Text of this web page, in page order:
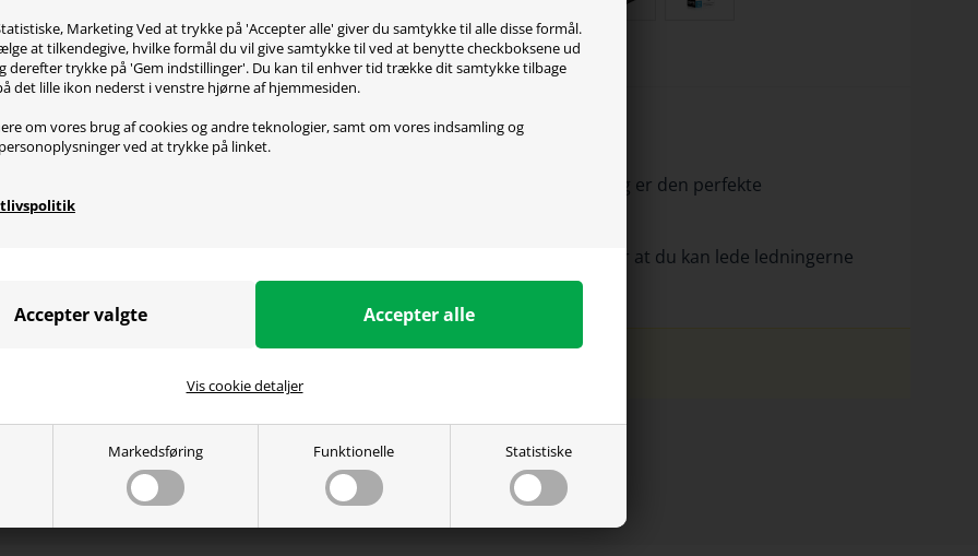
Marketing Ved at trykke på 'Accepter alle' giver du samtykke til alle disse formål.
at tilkendegive, hvilke formål du vil give samtykke til ved at benytte checkboksene ud
derefter trykke på 'Gem indstillinger'. Du kan til enhver tid trække dit samtykke tilbage
det lille ikon nederst i venstre hjørne af hjemmesiden.
om vores brug af cookies og andre teknologier, samt om vores indsamling og
ved at trykke på linket.
Markedsføring Funktionelle Statistiske
Vis cookie detaljer
PRO er lige så elegant, som den ser ud. Den har et utroligt stilrent udtryk og er den perfekte
til dit headset, uanset mærke og type.
en ekstra feature har Sharkoon X-Rest PRO også kabel management, som gør at du kan lede ledningerne
i den retning, som du ønsker. Se billederne for flere detaljer.